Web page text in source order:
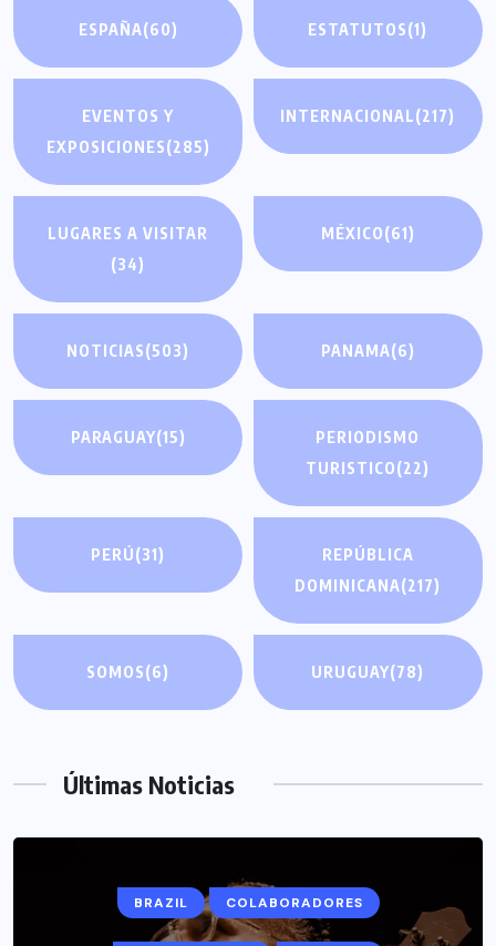
ESPAÑA(60) ESTATUTOS(1)
EVENTOS Y
EXPOSICIONES(285)
INTERNACIONAL(217)
LUGARES A VISITAR
(34)
MÉXICO(61)
NOTICIAS(503) PANAMA(6)
PARAGUAY(15)
PERIODISMO
TURISTICO(22)
PERÚ(31)
REPÚBLICA
DOMINICANA(217)
SOMOS(6) URUGUAY(78)
Últimas Noticias
BRAZIL COLABORADORES